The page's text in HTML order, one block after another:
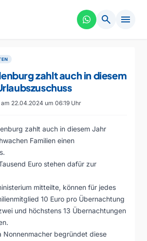
search menu
zahlt auch in diesem
22.04.2024 um 06:19 Uhr
zahlt auch in diesem Jahr
Familien einen
Euro stehen dafür zur
mitteilte, können für jedes
10 Euro pro Übernachtung
und höchstens 13 Übernachtungen
Nonnenmacher begründet diese